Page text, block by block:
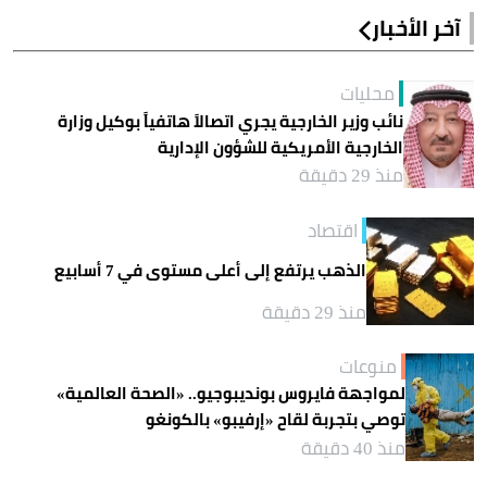
آخر الأخبار
محليات
نائب وزير الخارجية يجري اتصالاً هاتفياً بوكيل وزارة
الخارجية الأمريكية للشؤون الإدارية
منذ 29 دقيقة
اقتصاد
الذهب يرتفع إلى أعلى مستوى في 7 أسابيع
منذ 29 دقيقة
منوعات
لمواجهة فايروس بونديبوجيو.. «الصحة العالمية»
توصي بتجربة لقاح «إرفيبو» بالكونغو
منذ 40 دقيقة